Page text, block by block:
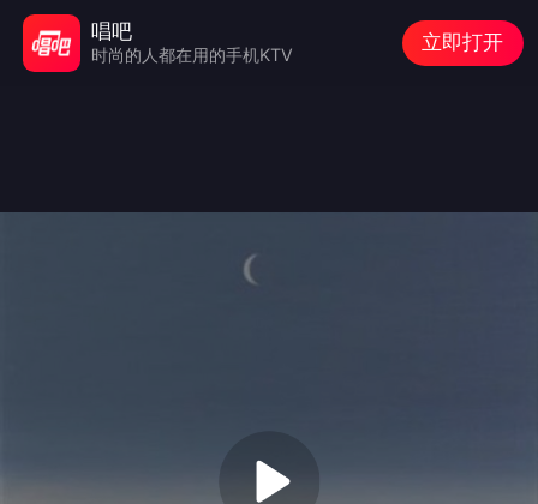
唱吧
时尚的人都在用的手机KTV
立即打开